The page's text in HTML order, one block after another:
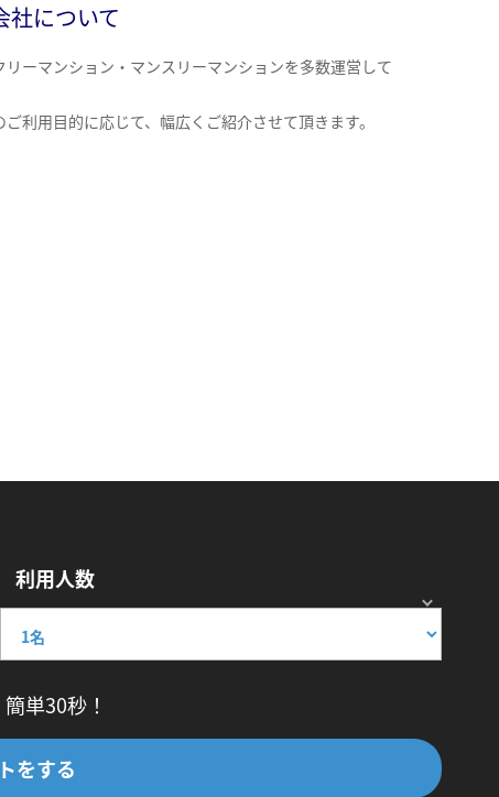
社について
リーマンション・マンスリーマンションを多数運営して
ご利用目的に応じて、幅広くご紹介させて頂きます。
利用人数
単30秒！
をする